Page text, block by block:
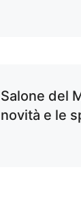
Salone del
novità e le